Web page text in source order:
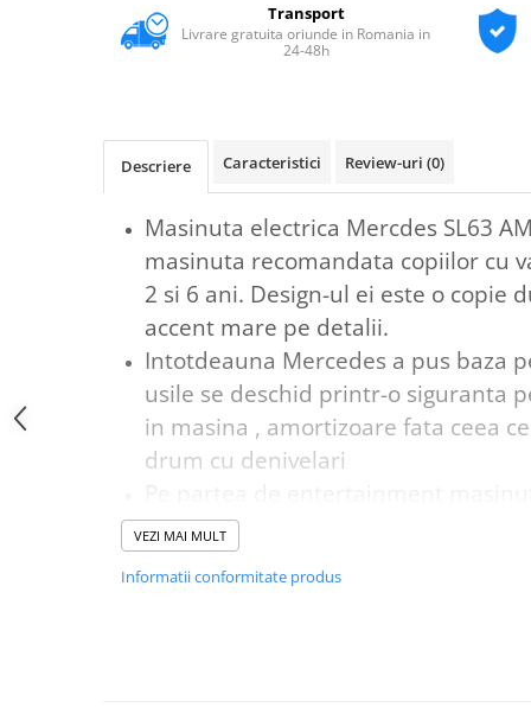
Transport
Livrare gratuita oriunde in Romania in
24-48h
Descriere Caracteristici Review-uri (0)
Masinuta electrica Mercdes SL63
masinuta recomandata copiilor cu
2 si 6 ani. Design-ul ei este o copie
accent mare pe detalii.
Intotdeauna Mercedes a pus baza
usile se deschid printr-o siguranta
in masina , amortizoare fata ceea
drum cu denivelari
player cu intrare jack , port usb si
Masinuta electrica Mercedes SL63
pentru divertisment dar ajuta si la
concentrarea pentru a evita
VEZI MAI MULT
Informatii conformitate produs